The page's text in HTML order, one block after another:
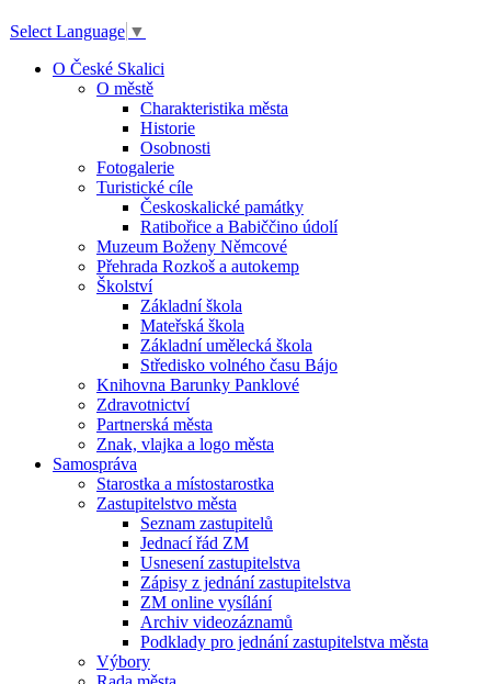
Select Language ▼
O České Skalici
O městě
Charakteristika města
Historie
Osobnosti
Fotogalerie
Turistické cíle
Českoskalické památky
Ratibořice a Babiččino údolí
Muzeum Boženy Němcové
Přehrada Rozkoš a autokemp
Školství
Základní škola
Mateřská škola
Základní umělecká škola
Středisko volného času Bájo
Knihovna Barunky Panklové
Zdravotnictví
Partnerská města
Znak, vlajka a logo města
Samospráva
Starostka a místostarostka
Zastupitelstvo města
Seznam zastupitelů
Jednací řád ZM
Usnesení zastupitelstva
Zápisy z jednání zastupitelstva
ZM online vysílání
Archiv videozáznamů
Podklady pro jednání zastupitelstva města
Výbory